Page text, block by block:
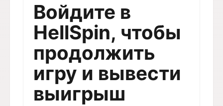
Войдите в
HellSpin, чтобы
продолжить
игру и вывести
выигрыш